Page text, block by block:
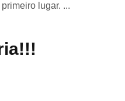
lugar. ...